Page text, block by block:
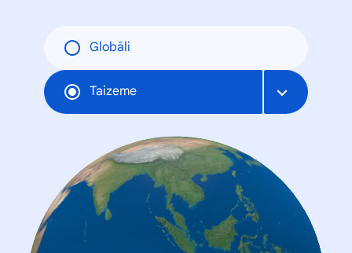
Globāli
Taizeme